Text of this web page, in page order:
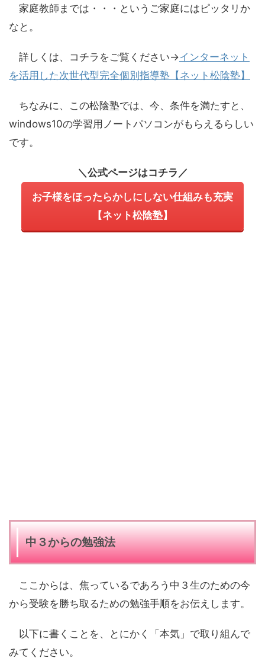
家庭教師までは・・・というご家庭にはピッタリか
なと。
詳しくは、コチラをご覧ください→インターネット
を活用した次世代型完全個別指導塾【ネット松陰塾】
ちなみに、この松陰塾では、今、条件を満たすと、
windows10の学習用ノートパソコンがもらえるらしい
です。
＼公式ページはコチラ／
お子様をほったらかしにしない仕組みも充実
【ネット松陰塾】
中３からの勉強法
ここからは、焦っているであろう中３生のための今
から受験を勝ち取るための勉強手順をお伝えします。
以下に書くことを、とにかく「本気」で取り組んで
みてください。